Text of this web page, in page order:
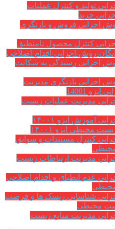
و کنترل عملیات
فروش و بازنگری
محصول نامنطبق
اجرایی-اقدام-اصلاحی
رسیدگی به شکایت
بازنگری مدیریت
عملیات زیست
۱۴۰۰۱
۱۴۰۰۱
مستندات و سوابق
ارتباطات زیست
انطباق و اقدام اصلاحی
ریسک ها و فرصت
منابع زیست